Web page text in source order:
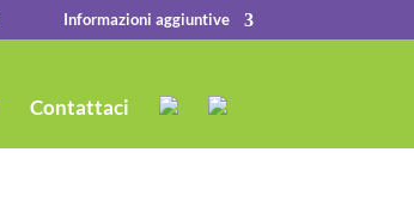
Informazioni aggiuntive
Contattaci